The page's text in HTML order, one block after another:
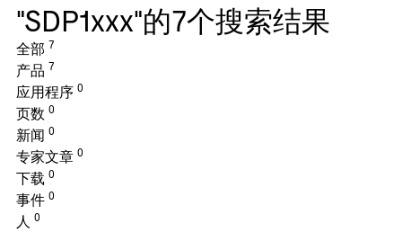
"SDP1xxx"的7个搜索结果
全部 7
产品 7
应用程序 0
页数 0
新闻 0
专家文章 0
下载 0
事件 0
人 0